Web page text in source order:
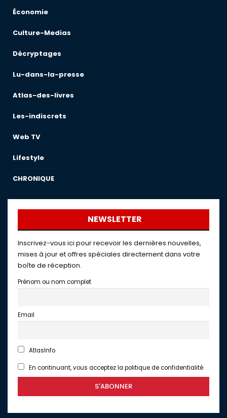
Économie
Culture-Medias
Décryptages
Lu-dans-la-presse
Atlas-des-livres
Les-indiscrets
Web TV
Lifestyle
CHRONIQUE
NEWSLETTER
Inscrivez-vous ici pour recevoir les dernières nouvelles,
mises à jour et offres spéciales directement dans votre
boîte de réception.
Prénom ou nom complet
Email
AtlasInfo
En continuant, vous acceptez la politique de confidentialité